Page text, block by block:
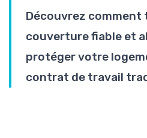
Découvrez comment
couverture fiable et
protéger votre
contrat de travail